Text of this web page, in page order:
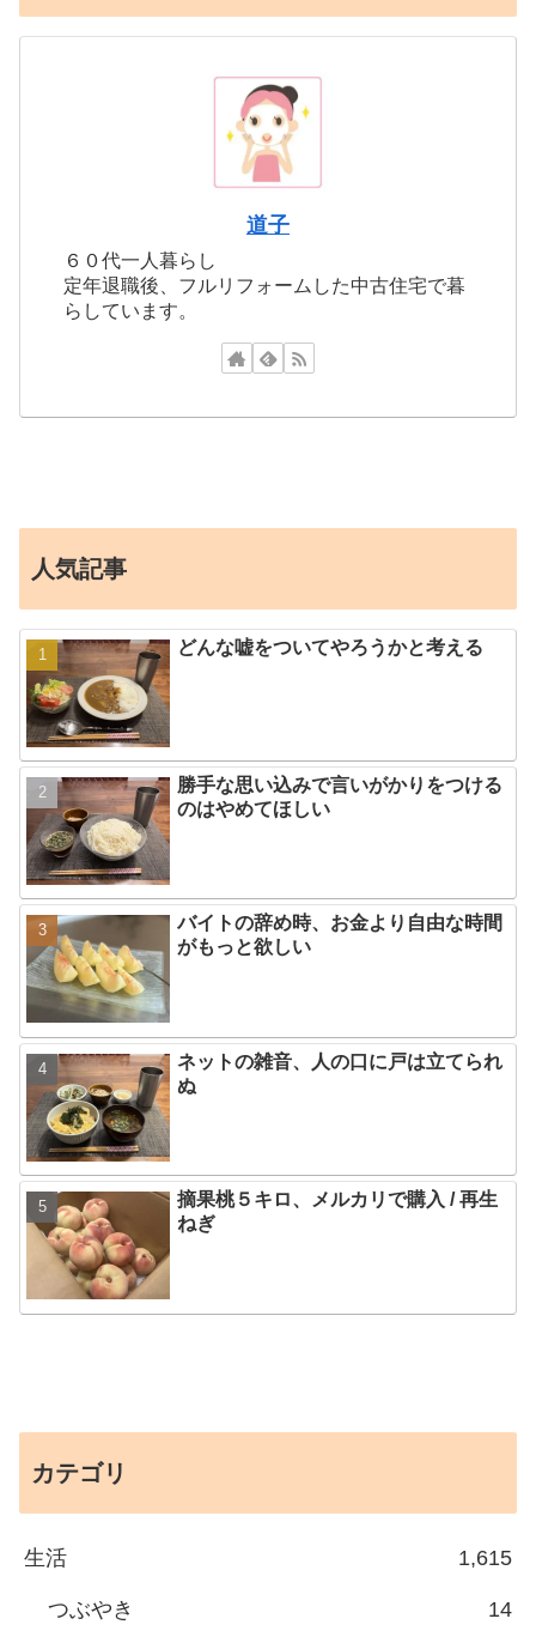
道子
６０代一人暮らし
定年退職後、フルリフォームした中古住宅で暮
らしています。
人気記事
どんな嘘をついてやろうかと考える
勝手な思い込みで言いがかりをつける
のはやめてほしい
バイトの辞め時、お金より自由な時間
がもっと欲しい
ネットの雑音、人の口に戸は立てられ
ぬ
摘果桃５キロ、メルカリで購入 / 再生
ねぎ
カテゴリ
生活 1,615
つぶやき 14